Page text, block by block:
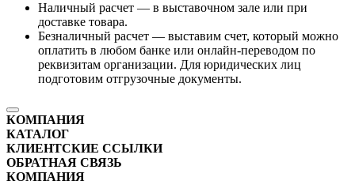
Наличный расчет — в выставочном зале или при
доставке товара.
Безналичный расчет — выставим счет, который можно
оплатить в любом банке или онлайн-переводом по
реквизитам организации. Для юридических лиц
подготовим отгрузочные документы.
КОМПАНИЯ
КАТАЛОГ
КЛИЕНТСКИЕ ССЫЛКИ
ОБРАТНАЯ СВЯЗЬ
КОМПАНИЯ